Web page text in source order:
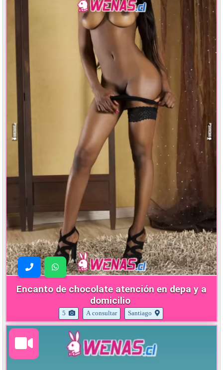
Encanto de chocolate atención en depa y a
domicilio
5 A consultar Santiago